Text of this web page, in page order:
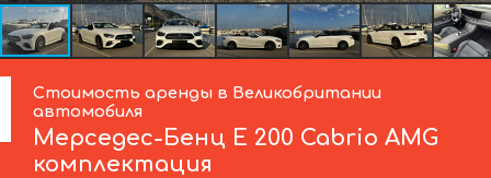
Стоимость аренды в Великобритании
автомобиля
Мерседес-Бенц E 200 Cabrio AMG
комплектация